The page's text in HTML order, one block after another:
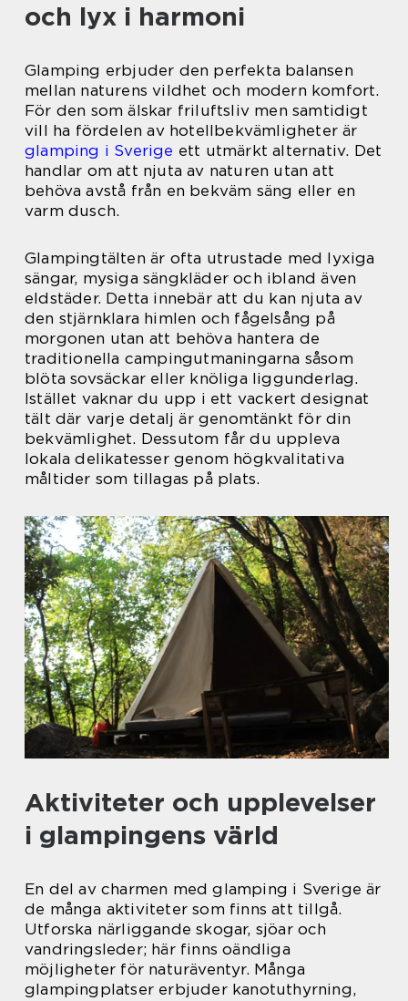
och lyx i harmoni
Glamping erbjuder den perfekta balansen
mellan naturens vildhet och modern komfort.
För den som älskar friluftsliv men samtidigt
vill ha fördelen av hotellbekvämligheter är
glamping i Sverige ett utmärkt alternativ. Det
handlar om att njuta av naturen utan att
behöva avstå från en bekväm säng eller en
varm dusch.
Glampingtälten är ofta utrustade med lyxiga
sängar, mysiga sängkläder och ibland även
eldstäder. Detta innebär att du kan njuta av
den stjärnklara himlen och fågelsång på
morgonen utan att behöva hantera de
traditionella campingutmaningarna såsom
blöta sovsäckar eller knöliga liggunderlag.
Istället vaknar du upp i ett vackert designat
tält där varje detalj är genomtänkt för din
bekvämlighet. Dessutom får du uppleva
lokala delikatesser genom högkvalitativa
måltider som tillagas på plats.
Aktiviteter och upplevelser
i glampingens värld
En del av charmen med glamping i Sverige är
de många aktiviteter som finns att tillgå.
Utforska närliggande skogar, sjöar och
vandringsleder; här finns oändliga
möjligheter för naturäventyr. Många
glampingplatser erbjuder kanotuthyrning,